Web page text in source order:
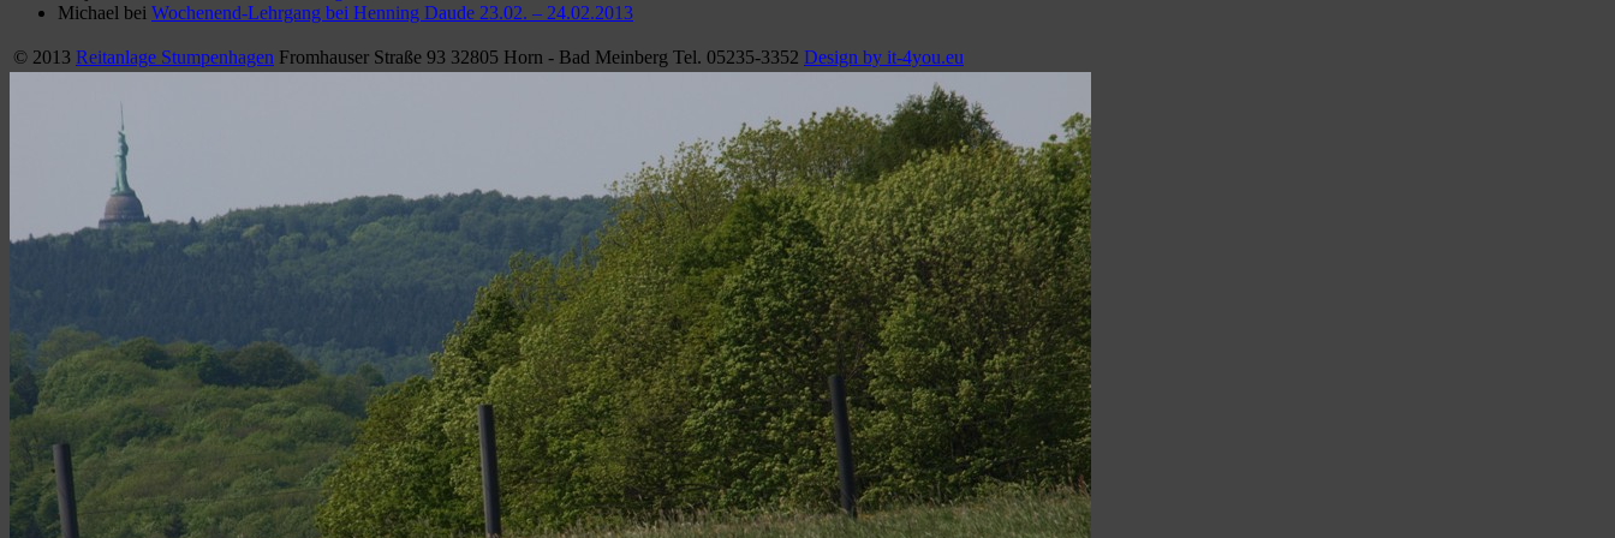
Michael bei Wochenend-Lehrgang bei Henning Daude 23.02. – 24.02.2013
© 2013 Reitanlage Stumpenhagen Fromhauser Straße 93 32805 Horn - Bad Meinberg Tel. 05235-3352 Design by it-4you.eu